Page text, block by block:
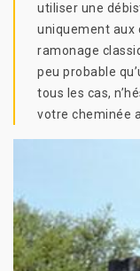
utiliser une
uniquement aux
ramonage
peu probable
tous les cas,
votre cheminée